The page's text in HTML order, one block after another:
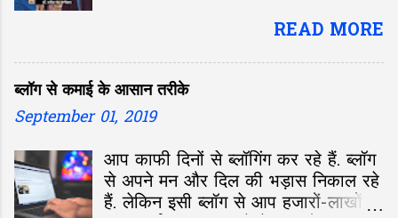
इसके लेखक हैं वरिष्ठ पत्रकार और प्रसिद्ध
मोदी पर डॉ. बर्णवाल की यह चौथी पुस्तक
है। जैसा कि नाम से ही स्पष्ट है इस
READ MORE
ब्लॉग से कमाई के आसान तरीके
September 01, 2019
आप काफी दिनों से ब्लॉगिंग कर रहे हैं. ब्लॉग
से अपने मन और दिल की भड़ास निकाल रहे
हैं. लेकिन इसी ब्लॉग से आप हजारों-लाखों